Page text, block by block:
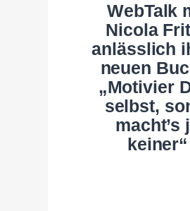
WebTalk
Nicola
anlässlich
neuen
„Motivier
selbst,
macht’s
keiner“